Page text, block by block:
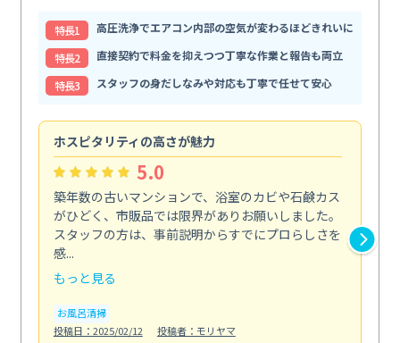
特⻑1
高圧洗浄でエアコン内部の空気が変わるほどきれいに
特⻑2
直接契約で料金を抑えつつ丁寧な作業と報告も両立
特⻑3
スタッフの身だしなみや対応も丁寧で任せて安心
ホスピタリティの高さが魅力
5.0
築年数の古いマンションで、浴室のカビや石鹸カス
がひどく、市販品では限界がありお願いしました。
スタッフの方は、事前説明からすでにプロらしさを
感...
もっと見る
お風呂清掃
投稿日：2025/02/12
投稿者：モリヤマ